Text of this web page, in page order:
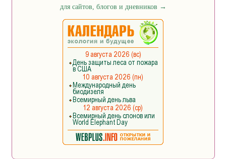
для сайтов, блогов и дневников →